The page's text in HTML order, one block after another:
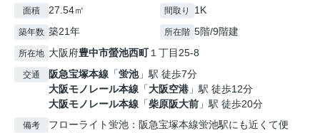
面積 27.54㎡ 間取り 1K
築年数 築21年 所在階 5階/9階建
所在地 大阪府豊中市螢池西町１丁目25-8
交通 阪急宝塚本線 「蛍池」駅 徒歩7分
大阪モノレール本線 「大阪空港 」駅 徒歩12分
大阪モノレール本線 「柴原阪大前 」駅 徒歩20分
備考
フローライト蛍池：阪急宝塚本線蛍池駅にも近くて便